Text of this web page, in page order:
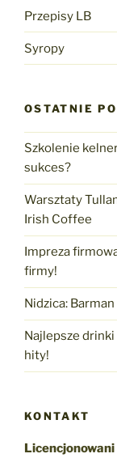
Przepisy LB
Syropy
OSTATNIE
Szkolenie
sukces?
Warsztaty
Irish Coffee
Impreza
firmy!
Nidzica:
Najlepsze
hity!
KONTAKT